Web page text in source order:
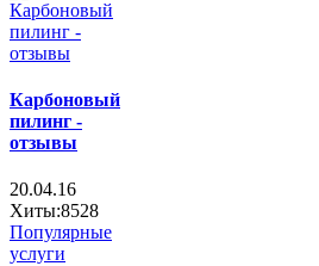
Карбоновый
пилинг -
отзывы
20.04.16
Хиты:8528
Популярные
услуги